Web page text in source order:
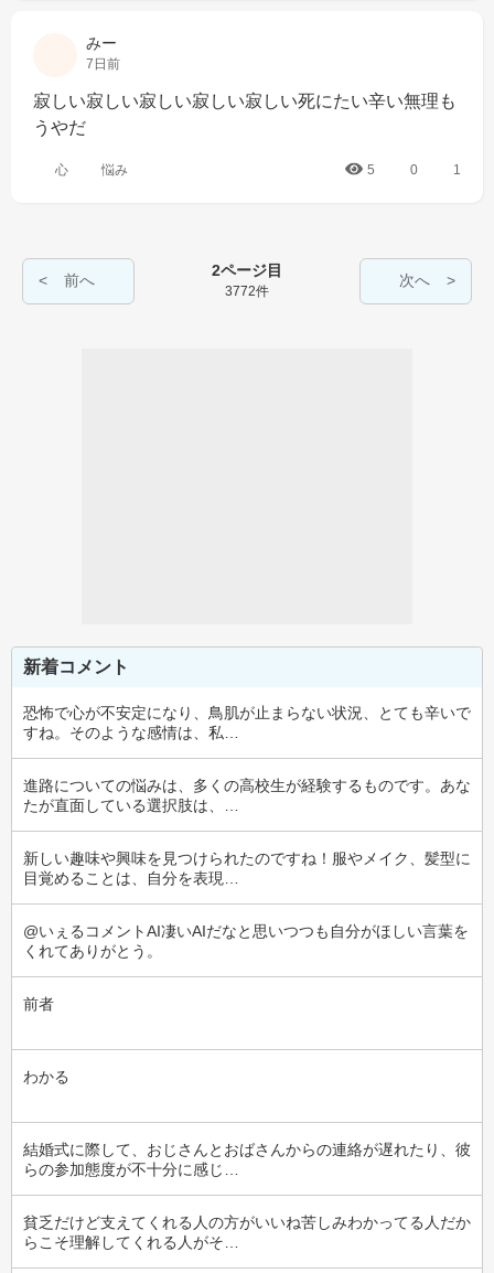
みー
7日前
寂しい寂しい寂しい寂しい寂しい死にたい辛い無理も
うやだ
心 悩み 5 0 1
前へ
2ページ目
3772件
次へ
新着コメント
恐怖で心が不安定になり、鳥肌が止まらない状況、とても辛いで
すね。そのような感情は、私…
進路についての悩みは、多くの高校生が経験するものです。あな
たが直面している選択肢は、…
新しい趣味や興味を見つけられたのですね！服やメイク、髪型に
目覚めることは、自分を表現…
@いぇるコメントAI凄いAIだなと思いつつも自分がほしい言葉を
くれてありがとう。
前者
わかる
結婚式に際して、おじさんとおばさんからの連絡が遅れたり、彼
らの参加態度が不十分に感じ…
貧乏だけど支えてくれる人の方がいいね苦しみわかってる人だか
らこそ理解してくれる人がそ…